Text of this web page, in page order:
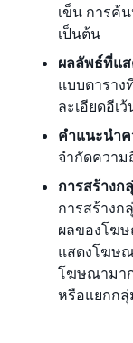
เข็น การค้
เป็นต้น
ผลลัพธ์ที่แส
แบบตารา
ละเอียดอีเ
คำแนะนำ
จำกัดควา
การสร้างก
การสร้างก
ผลของโฆ
แสดงโฆษ
โฆษณามาก
หรือแยกกลุ่